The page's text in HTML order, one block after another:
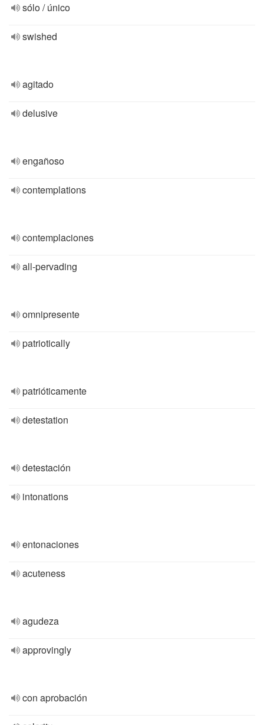
sólo / único
swished
agitado
delusive
engañoso
contemplations
contemplaciones
all-pervading
omnipresente
patriotically
patrióticamente
detestation
detestación
intonations
entonaciones
acuteness
agudeza
approvingly
con aprobación